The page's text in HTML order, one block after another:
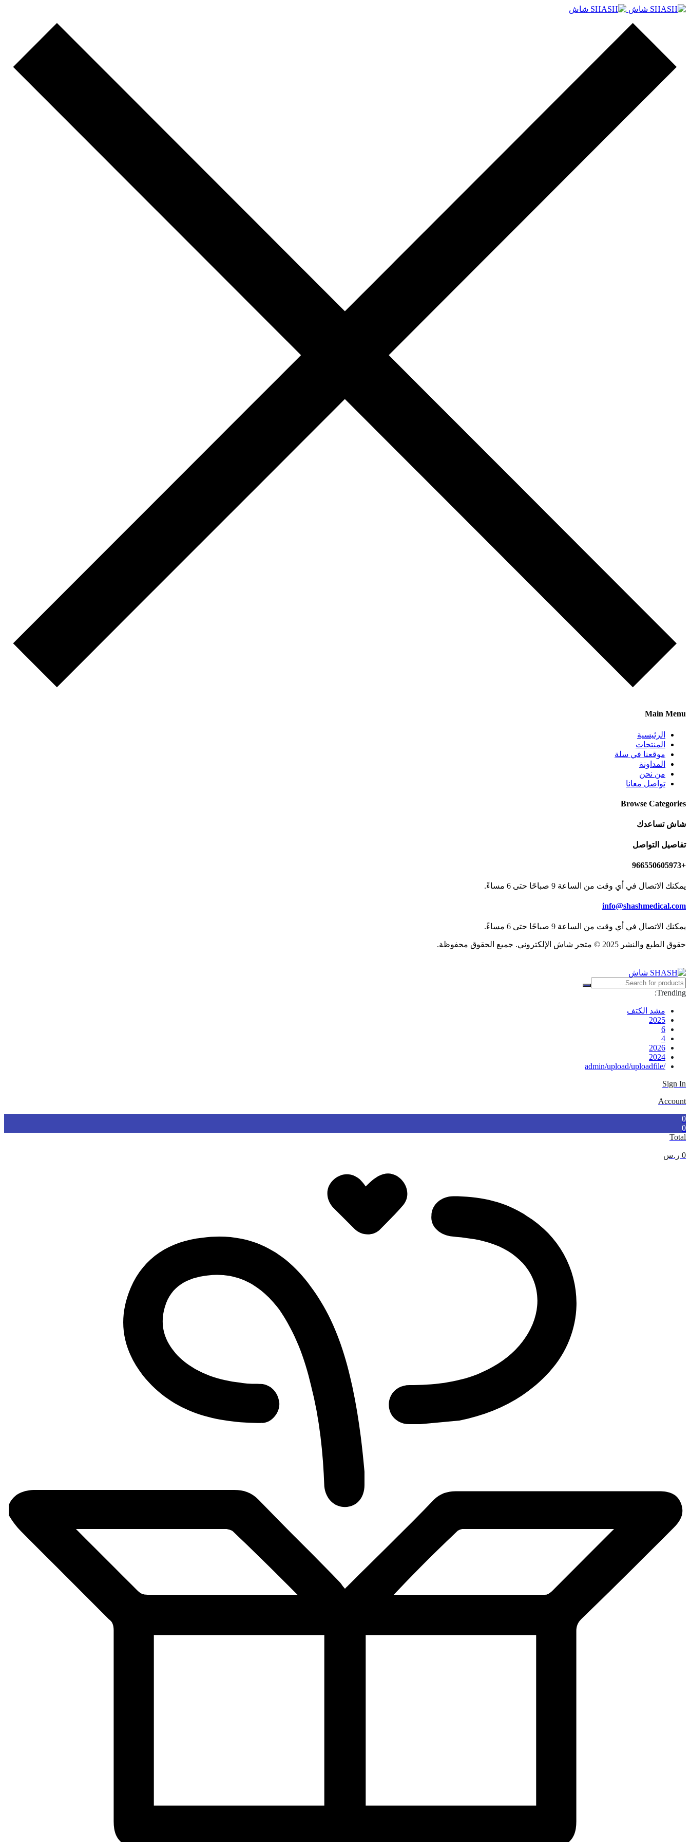
Main Menu
الرئيسية
المنتجات
موقعنا في سلة
المداونة
من نحن
تواصل معانا
Browse Categories
شاش تساعدك
تفاصيل التواصل
+966550605973
يمكنك الاتصال في أي وقت من الساعة 9 صباحًا حتى 6 مساءً.
info@shashmedical.com
يمكنك الاتصال في أي وقت من الساعة 9 صباحًا حتى 6 مساءً.
حقوق الطبع والنشر 2025 © متجر شاش الإلكتروني. جميع الحقوق محفوظة.
Trending:
مشد الكتف
2025
6
4
2026
2024
/admin/upload/uploadfile
Sign In
Account
0
0
Total
0 ر.س